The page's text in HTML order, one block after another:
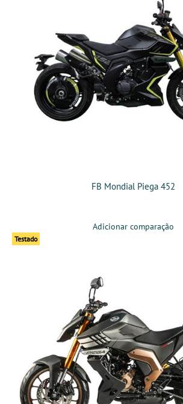
FB Mondial Piega 452
Adicionar comparação
Testado